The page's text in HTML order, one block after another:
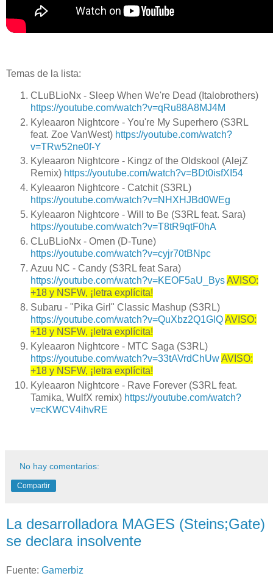
Temas de la lista:
CLuBLioNx - Sleep When We're Dead (Italobrothers)
https://youtube.com/watch?v=qRu88A8MJ4M
Kyleaaron Nightcore - You're My Superhero (S3RL
feat. Zoe VanWest) https://youtube.com/watch?
v=TRw52ne0f-Y
Kyleaaron Nightcore - Kingz of the Oldskool (AlejZ
Remix) https://youtube.com/watch?v=BDt0isfXI54
Kyleaaron Nightcore - Catchit (S3RL)
https://youtube.com/watch?v=NHXHJBd0WEg
Kyleaaron Nightcore - Will to Be (S3RL feat. Sara)
https://youtube.com/watch?v=T8tR9qtF0hA
CLuBLioNx - Omen (D-Tune)
https://youtube.com/watch?v=cyjr70tBNpc
Azuu NC - Candy (S3RL feat Sara)
https://youtube.com/watch?v=KEOF5aU_BysAVISO:
+18 y NSFW, ¡letra explícita!
Subaru - "Pika Girl" Classic Mashup (S3RL)
https://youtube.com/watch?v=QuXbz2Q1GlQAVISO:
+18 y NSFW, ¡letra explícita!
Kyleaaron Nightcore - MTC Saga (S3RL)
https://youtube.com/watch?v=33tAVrdChUwAVISO:
+18 y NSFW, ¡letra explícita!
Kyleaaron Nightcore - Rave Forever (S3RL feat.
Tamika, WulfX remix) https://youtube.com/watch?
v=cKWCV4ihvRE
No hay comentarios:
Compartir
La desarrolladora MAGES (Steins;Gate)
se declara insolvente
Fuente: Gamerbiz